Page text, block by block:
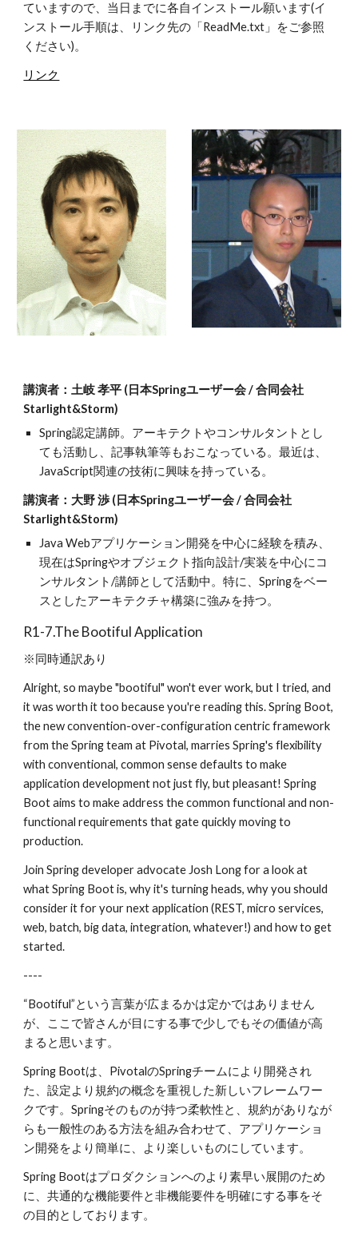
ていますので、当日までに各自インストール願います(イ
ンストール手順は、リンク先の「ReadMe.txt」をご参照
ください)。
リンク
講演者：土岐 孝平 (日本Springユーザー会 / 合同会社
Starlight&Storm)
Spring認定講師。アーキテクトやコンサルタントとし
ても活動し、記事執筆等もおこなっている。最近は、
JavaScript関連の技術に興味を持っている。
講演者：大野 渉 (日本Springユーザー会 / 合同会社
Starlight&Storm)
Java Webアプリケーション開発を中心に経験を積み、
現在はSpringやオブジェクト指向設計/実装を中心にコ
ンサルタント/講師として活動中。特に、Springをベー
スとしたアーキテクチャ構築に強みを持つ。
R1-7.The Bootiful Application
※同時通訳あり
Alright, so maybe "bootiful" won't ever work, but I tried, and
it was worth it too because you're reading this. Spring Boot,
the new convention-over-configuration centric framework
from the Spring team at Pivotal, marries Spring's flexibility
with conventional, common sense defaults to make
application development not just fly, but pleasant! Spring
Boot aims to make address the common functional and non-
functional requirements that gate quickly moving to
production.
Join Spring developer advocate Josh Long for a look at
what Spring Boot is, why it's turning heads, why you should
consider it for your next application (REST, micro services,
web, batch, big data, integration, whatever!) and how to get
started.
----
“Bootiful”という言葉が広まるかは定かではありません
が、ここで皆さんが目にする事で少しでもその価値が高
まると思います。
Spring Bootは、PivotalのSpringチームにより開発され
た、設定より規約の概念を重視した新しいフレームワー
クです。Springそのものが持つ柔軟性と、規約がありなが
らも一般性のある方法を組み合わせて、アプリケーショ
ン開発をより簡単に、より楽しいものにしています。
Spring Bootはプロダクションへのより素早い展開のため
に、共通的な機能要件と非機能要件を明確にする事をそ
の目的としております。